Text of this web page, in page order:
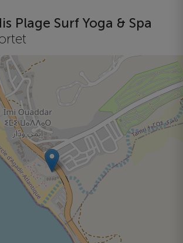
Plage Surf Yoga & Spa